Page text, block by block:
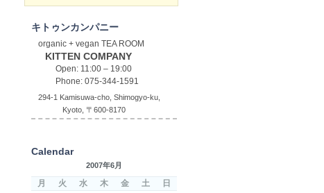
キトゥンカンパニー
organic + vegan TEA ROOM
KITTEN COMPANY
Open: 11:00 – 19:00
Phone: 075-344-1591
294-1 Kamisuwa-cho, Shimogyo-ku,
Kyoto, 〒600-8170
Calendar
2007年6月
月 火 水 木 金 土
日